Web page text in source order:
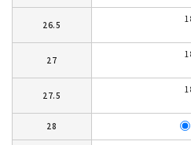
26.5
27
27.5
28